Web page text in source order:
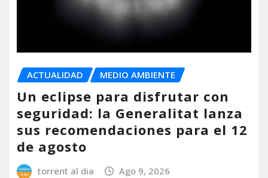
ACTUALIDAD MEDIO AMBIENTE
Un eclipse para disfrutar con
seguridad: la Generalitat lanza
sus recomendaciones para el 12
de agosto
torrent al dia Ago 9, 2026